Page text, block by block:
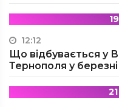
12:12
Що відбувається у
Тернополя у